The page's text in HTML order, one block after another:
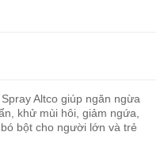
Altco giúp ngăn ngừa
khử mùi hôi, giảm ngứa,
bột cho người lớn và trẻ